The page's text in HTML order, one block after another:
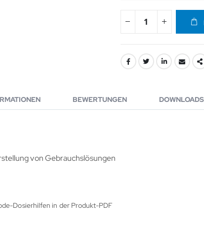
von Gebrauchslösungen
Dosierhilfen in der Produkt-PDF
BEWERTUNGEN DOWNLOADS